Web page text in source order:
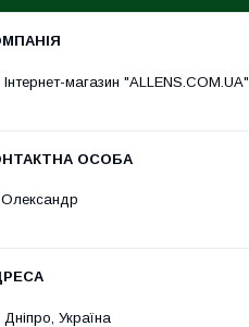
Інтернет-магазин "ALLENS.COM.UA"
Олександр
Дніпро, Україна